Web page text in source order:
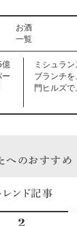
お酒
一覧
億
ー
ミシュラ
ブランチ
門ヒルズで
へのおすすめ
レンド記事